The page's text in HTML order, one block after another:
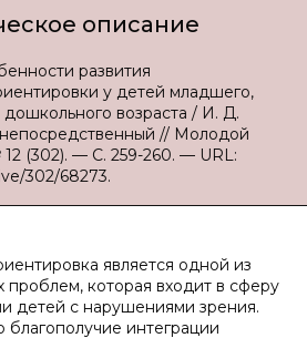
описание
развития
у детей младшего,
возраста / И. Д.
// Молодой
(302). — С. 259-260. — URL:
302/68273.
является одной из
проблем, которая входит в сферу
детей с нарушениями зрения.
благополучие интеграции